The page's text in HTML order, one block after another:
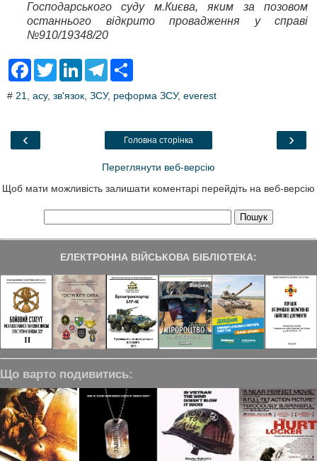
Господарського суду м.Києва, яким за позовом
останнього відкрито провадження у справі
№910/19348/20
F
e
o
T
t
L
k
T
e
a
r
# 21 асу, зв'язок ЗСУ, реформа ЗСУ, everest
‹ ›
Головна сторінка
Переглянути веб-версію
Щоб мати можливість залишати коментарі перейдіть на веб-версію
ЕЛЕКТРОННА ВІЙСЬКОВА БІБЛІОТЕКА:
Що варто подивитись: